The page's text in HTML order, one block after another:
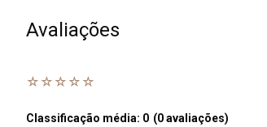
Avaliações
☆ ☆ ☆ ☆ ☆
Classificação média: 0 (0 avaliações)